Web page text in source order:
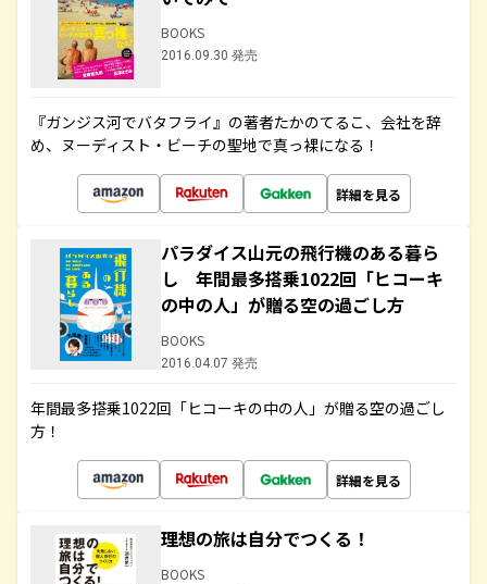
BOOKS
2016.09.30 発売
『ガンジス河でバタフライ』の著者たかのてるこ、会社を辞
め、ヌーディスト・ビーチの聖地で真っ裸になる！
詳細を見る
パラダイス山元の飛行機のある暮ら
し 年間最多搭乗1022回「ヒコーキ
の中の人」が贈る空の過ごし方
BOOKS
2016.04.07 発売
年間最多搭乗1022回「ヒコーキの中の人」が贈る空の過ごし
方！
詳細を見る
理想の旅は自分でつくる！
BOOKS